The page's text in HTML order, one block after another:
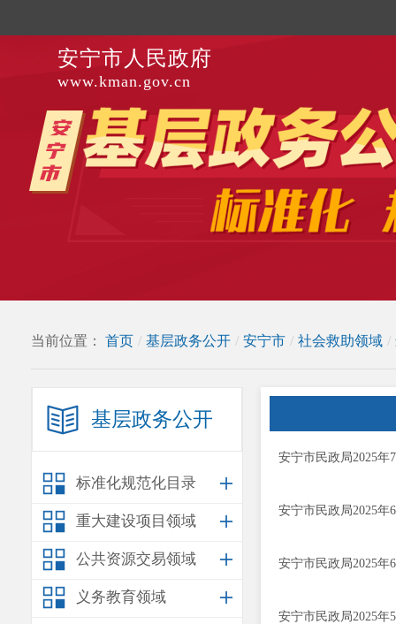
安宁市人民政府
www.kman.gov.cn
当前位置： 首页 / 基层政务公开 / 安宁市 / 社会救助领域 /
基层政务公开
标准化规范化目录
重大建设项目领域
公共资源交易领域
义务教育领域
安宁市民政局2025年
安宁市民政局2025年
安宁市民政局2025年
安宁市民政局2025年